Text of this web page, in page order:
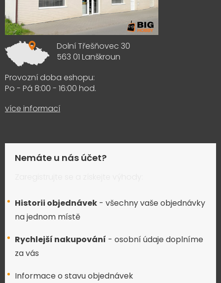
Dolní Třešňovec 30
563 01 Lanškroun
Provozní doba eshopu:
Po - Pá 8:00 - 16:00 hod.
více informací
Nemáte u nás účet?
Historii objednávek - všechny vaše objednávky
na jednom místě
Rychlejší nakupování - osobní údaje doplníme
za vás
Informace o stavu objednávek